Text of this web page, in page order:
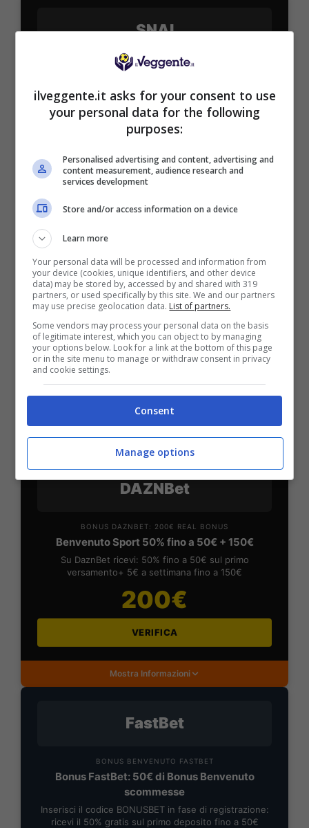
SNAI
Bonus Benvenuto Sport: fino a 1.000€
50% sul deposito fino a 50€
1000€
PlanetWin365
BONUS PLANETWIN365: FINO A 2050€
Planetwin365: 2050€ per sport e scommesse
Iscrivendoti a PlanetWin365 ricevi: 100% fino a 2000€
in Bonus Scommesse + 100% fino a 50€ in Bonus
Sport
2050€
VERIFICA
Mostra Informazioni
DAZNBet
BONUS DAZNBET: 200€ REAL BONUS
Benvenuto Sport 50% fino a 50€ + 150€
Su DaznBet ricevi: 50% fino a 50€ sul primo
versamento+ 5€ a settimana fino a 150€
200€
VERIFICA
Mostra Informazioni
FastBet
BONUS BENVENUTO FASTBET
Bonus FastBet: 50€ di Bonus Benvenuto
scommesse
Inserisci il codice BONUSBET in fase di registrazione:
ricevi il 50% gratis sul primo deposito fino a 50€
ilveggente.it asks for your consent to use
your personal data for the following
purposes:
Personalised advertising and content, advertising and
content measurement, audience research and
services development
Store and/or access information on a device
Learn more
Your personal data will be processed and information from
your device (cookies, unique identifiers, and other device
data) may be stored by, accessed by and shared with 319
partners, or used specifically by this site. We and our partners
may use precise geolocation data. List of partners.
Some vendors may process your personal data on the basis
of legitimate interest, which you can object to by managing
your options below. Look for a link at the bottom of this page
or in the site menu to manage or withdraw consent in privacy
and cookie settings.
Consent
Manage options